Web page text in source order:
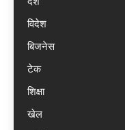
विदेश
बिजनेस
टेक
शिक्षा
खेल